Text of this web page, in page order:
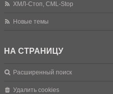
ХМЛ-Стоп, CML-Stop
Новые темы
НА СТРАНИЦУ
Расширенный поиск
Удалить cookies